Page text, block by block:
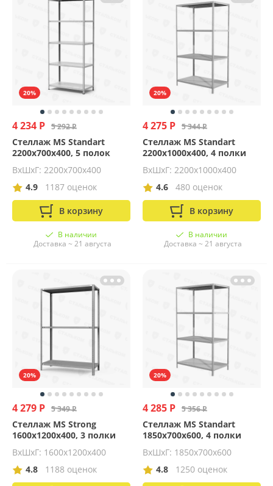
20%
4 234 Р 5 292 Р
Стеллаж MS Standart
2200х700х400, 5 полок
ВхШхГ: 2200x700x400
4.9
1187 оценок
В корзину
В наличии
Доставка ~ 21 августа
20%
4 275 Р 5 344 Р
Стеллаж MS Standart
2200х1000х400, 4 полки
ВхШхГ: 2200x1000x400
4.6
480 оценок
В корзину
В наличии
Доставка ~ 21 августа
20%
4 279 Р 5 349 Р
Стеллаж MS Strong
1600х1200х400, 3 полки
ВхШхГ: 1600x1200x400
4.8
1188 оценок
20%
4 285 Р 5 356 Р
Стеллаж MS Standart
1850х700х600, 4 полки
ВхШхГ: 1850x700x600
4.8
1250 оценок